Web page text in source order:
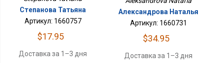
Степанова Татьяна
Артикул: 1660757
$17.95
Доставка за 1–3 дня
Александрова Наталья
Артикул: 1660731
$34.95
Доставка за 1–3 дня